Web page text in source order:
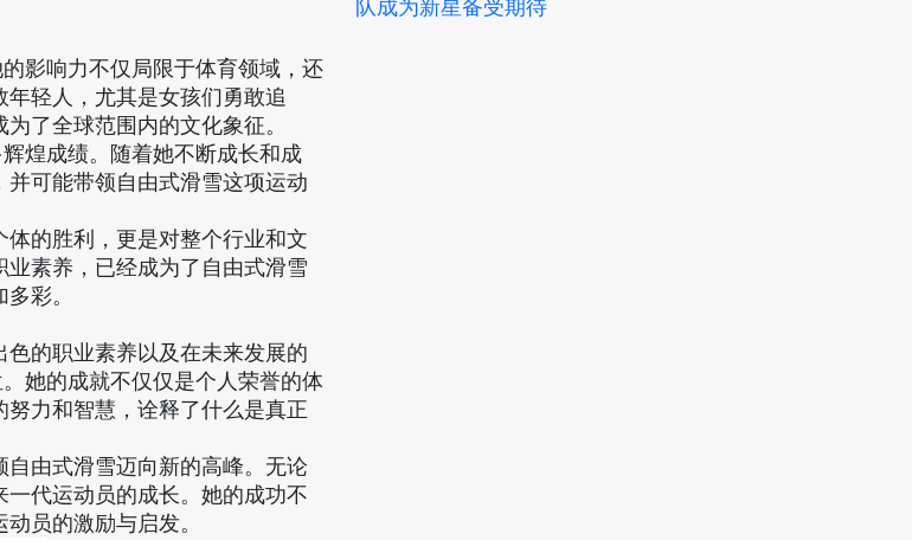
影响力不仅局限于体育领域，还
轻人，尤其是女孩们勇敢追
了全球范围内的文化象征。
煌成绩。随着她不断成长和成
可能带领自由式滑雪这项运动
的胜利，更是对整个行业和文
素养，已经成为了自由式滑雪
彩。
的职业素养以及在未来发展的
她的成就不仅仅是个人荣誉的体
力和智慧，诠释了什么是真正
由式滑雪迈向新的高峰。无论
代运动员的成长。她的成功不
员的激励与启发。
队成为新星备受期待